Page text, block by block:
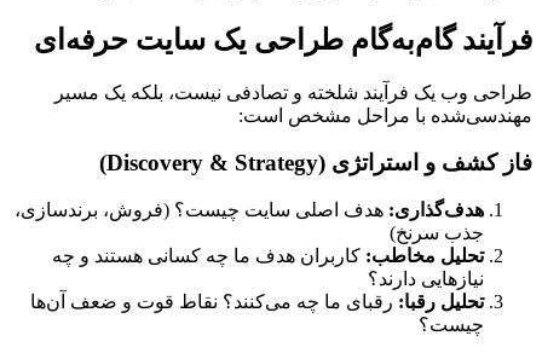
فرآیند گام‌به‌گام طراحی یک سایت حرفه‌ای
طراحی وب یک فرآیند شلخته و تصادفی نیست، بلکه یک مسیر
مهندسی‌شده با مراحل مشخص است:
فاز کشف و استراتژی (Discovery & Strategy)
هدف‌گذاری: هدف اصلی سایت چیست؟ (فروش، برندسازی،
جذب سرنخ)
تحلیل مخاطب: کاربران هدف ما چه کسانی هستند و چه
نیازهایی دارند؟
تحلیل رقبا: رقبای ما چه می‌کنند؟ نقاط قوت و ضعف آن‌ها
چیست؟